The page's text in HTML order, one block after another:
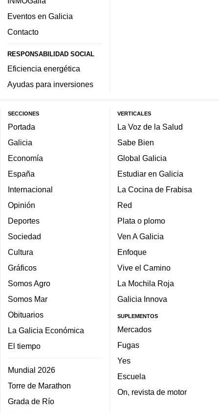
Eventos en Galicia
Contacto
RESPONSABILIDAD SOCIAL
Eficiencia energética
Ayudas para inversiones
SECCIONES
Portada
Galicia
Economía
España
Internacional
Opinión
Deportes
Sociedad
Cultura
Gráficos
Somos Agro
Somos Mar
Obituarios
La Galicia Económica
El tiempo
Mundial 2026
Torre de Marathon
Grada de Río
VERTICALES
La Voz de la Salud
Sabe Bien
Global Galicia
Estudiar en Galicia
La Cocina de Frabisa
Red
Plata o plomo
Ven A Galicia
Enfoque
Vive el Camino
La Mochila Roja
Galicia Innova
SUPLEMENTOS
Mercados
Fugas
Yes
Escuela
On, revista de motor